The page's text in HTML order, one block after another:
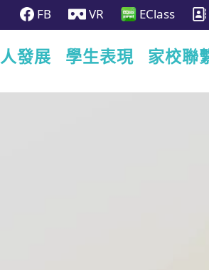
FB VR EClass
發展 學生表現 家校聯